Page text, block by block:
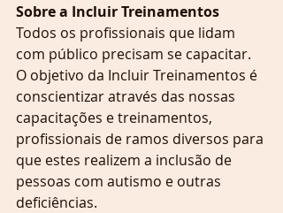
Sobre a Incluir Treinamentos
Todos os profissionais que lidam
com público precisam se capacitar.
O objetivo da Incluir Treinamentos é
conscientizar através das nossas
capacitações e treinamentos,
profissionais de ramos diversos para
que estes realizem a inclusão de
pessoas com autismo e outras
deficiências.